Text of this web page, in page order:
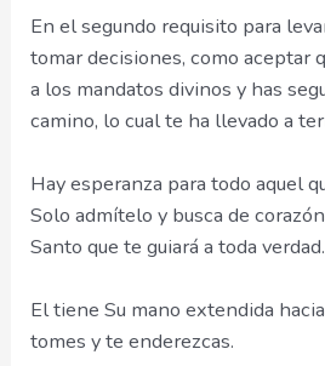
En el segundo requisito para
tomar decisiones, como aceptar
a los mandatos divinos y has
camino, lo cual te ha llevado a
Hay esperanza para todo aquel
Solo admítelo y busca de
Santo que te guiará a toda verdad.
El tiene Su mano extendida
tomes y te enderezcas.